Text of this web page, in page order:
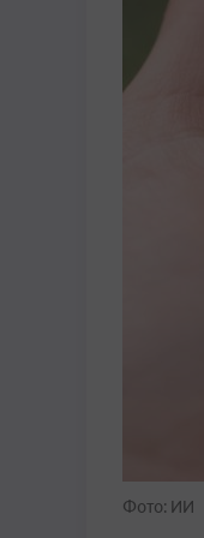
Фото: ИИ